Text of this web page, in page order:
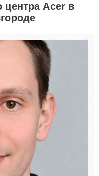
центра Acer в